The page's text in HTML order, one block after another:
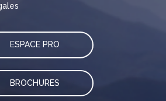
ESPACE PRO
BROCHURES